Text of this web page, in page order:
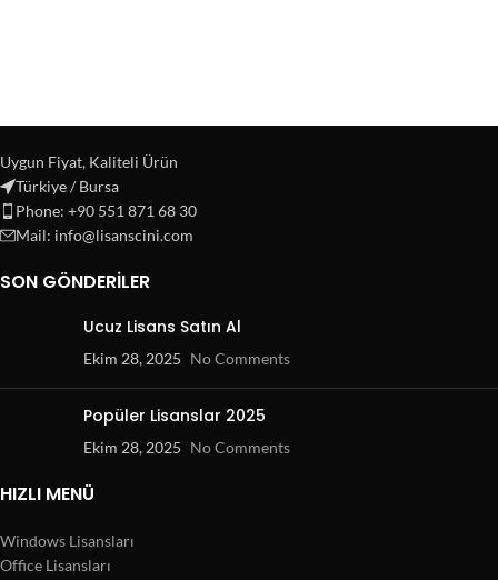
Uygun Fiyat, Kaliteli Ürün
Türkiye / Bursa
Phone: +90 551 871 68 30
Mail: info@lisanscini.com
SON GÖNDERILER
Ucuz Lisans Satın Al
Ekim 28, 2025 No Comments
Popüler Lisanslar 2025
Ekim 28, 2025 No Comments
HIZLI MENÜ
Windows Lisansları
Office Lisansları